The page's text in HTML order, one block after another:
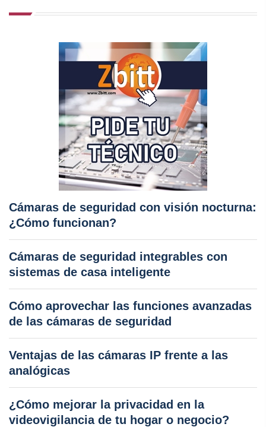
Cámaras de seguridad con visión nocturna:
¿Cómo funcionan?
Cámaras de seguridad integrables con
sistemas de casa inteligente
Cómo aprovechar las funciones avanzadas
de las cámaras de seguridad
Ventajas de las cámaras IP frente a las
analógicas
¿Cómo mejorar la privacidad en la
videovigilancia de tu hogar o negocio?